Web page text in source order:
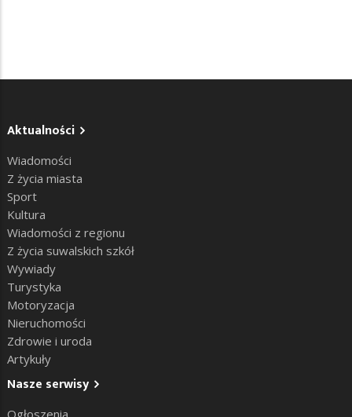
Aktualności
Wiadomości
Z życia miasta
Sport
Kultura
Wiadomości z regionu
Z życia suwalskich szkół
Wywiady
Turystyka
Motoryzacja
Nieruchomości
Zdrowie i uroda
Artykuły
Nasze serwisy
Ogłoszenia